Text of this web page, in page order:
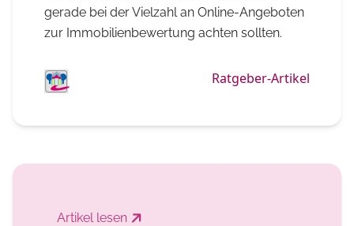
gerade bei der Vielzahl an Online-Angeboten
zur Immobilienbewertung achten sollten.
Ratgeber-Artikel
Artikel lesen